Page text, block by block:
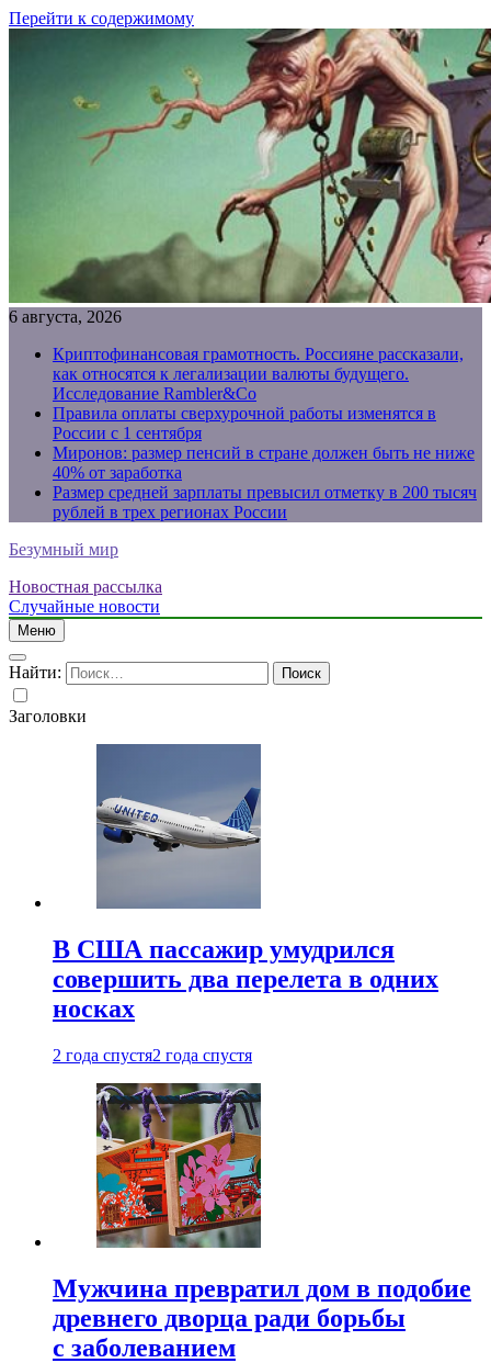
Перейти к содержимому
6 августа, 2026
Криптофинансовая грамотность. Россияне рассказали,
как относятся к легализации валюты будущего.
Исследование Rambler&Co
Правила оплаты сверхурочной работы изменятся в
России с 1 сентября
Миронов: размер пенсий в стране должен быть не ниже
40% от заработка
Размер средней зарплаты превысил отметку в 200 тысяч
рублей в трех регионах России
Безумный мир
Новостная рассылка
Случайные новости
Меню
Найти:
Заголовки
В США пассажир умудрился
совершить два перелета в одних
носках
2 года спустя2 года спустя
Мужчина превратил дом в подобие
древнего дворца ради борьбы
с заболеванием